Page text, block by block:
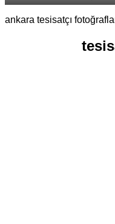
ankara tesisatçı